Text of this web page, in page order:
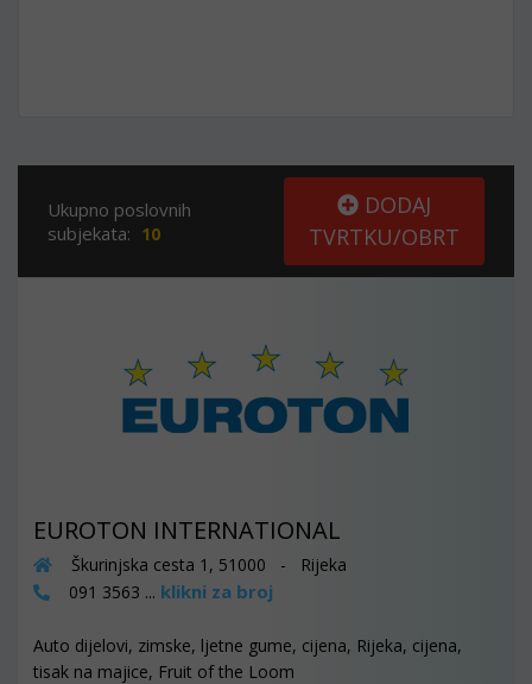
Ukupno poslovnih
subjekata: 10
DODAJ
TVRTKU/OBRT
EUROTON INTERNATIONAL
Škurinjska cesta 1, 51000 - Rijeka
091 3563 ... klikni za broj
Auto dijelovi, zimske, ljetne gume, cijena, Rijeka, cijena,
tisak na majice, Fruit of the Loom